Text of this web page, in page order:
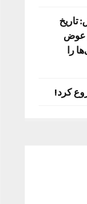
عوض
را
کرد!